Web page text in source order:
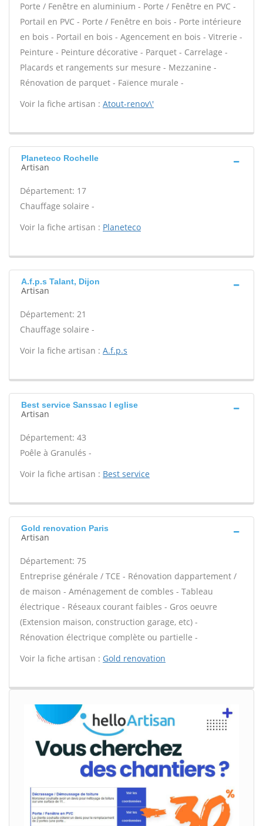
Porte / Fenêtre en aluminium - Porte / Fenêtre en PVC -
Portail en PVC - Porte / Fenêtre en bois - Porte intérieure
en bois - Portail en bois - Agencement en bois - Vitrerie -
Peinture - Peinture décorative - Parquet - Carrelage -
Placards et rangements sur mesure - Mezzanine -
Rénovation de parquet - Faïence murale -
Voir la fiche artisan : Atout-renov\'
Planeteco Rochelle
Artisan
Département: 17
Chauffage solaire -
Voir la fiche artisan : Planeteco
A.f.p.s Talant, Dijon
Artisan
Département: 21
Chauffage solaire -
Voir la fiche artisan : A.f.p.s
Best service Sanssac l eglise
Artisan
Département: 43
Poêle à Granulés -
Voir la fiche artisan : Best service
Gold renovation Paris
Artisan
Département: 75
Entreprise générale / TCE - Rénovation dappartement /
de maison - Aménagement de combles - Tableau
électrique - Réseaux courant faibles - Gros oeuvre
(Extension maison, construction garage, etc) -
Rénovation électrique complète ou partielle -
Voir la fiche artisan : Gold renovation